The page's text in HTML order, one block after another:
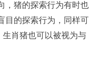
，猪的探索行为有时也
目的探索行为，同样可
生肖猪也可以被视为与